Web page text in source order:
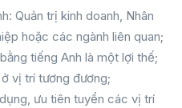
Quản trị kinh doanh, Nhân
hoặc các ngành liên quan;
tiếng Anh là một lợi thế;
vị trí tương đương;
ưu tiên tuyển các vị trí